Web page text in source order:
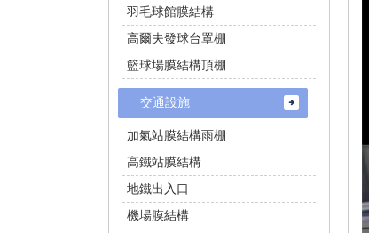
羽毛球館膜結構
高爾夫發球台罩棚
籃球場膜結構頂棚
交通設施
加氣站膜結構雨棚
高鐵站膜結構
地鐵出入口
機場膜結構